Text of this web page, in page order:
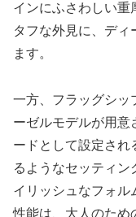
インにふさわしい重
タフな外見に、ディ
ます。
一方、フラッグシッ
ーゼルモデルが用意
ードとして設定され
るようなセッティン
イリッシュなフォル
性能は、大人のため